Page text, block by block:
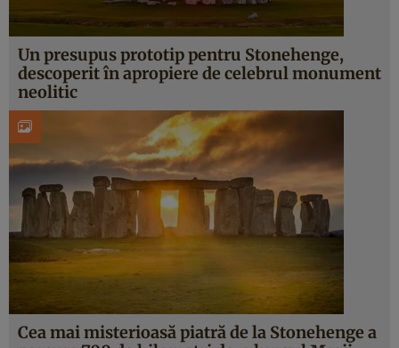
Un presupus prototip pentru Stonehenge,
descoperit în apropiere de celebrul monument
neolitic
Cea mai misterioasă piatră de la Stonehenge a